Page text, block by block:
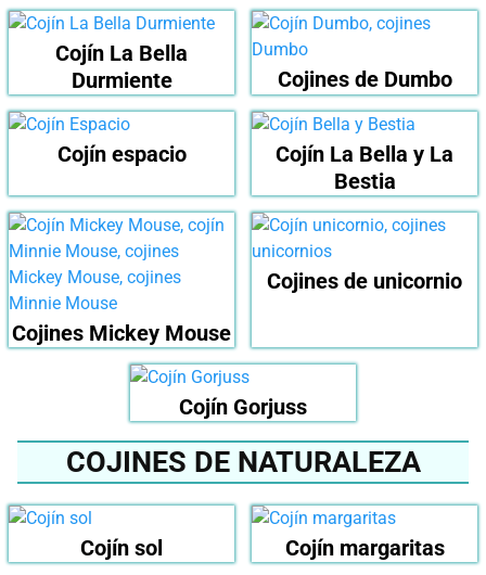
Cojín La Bella
Durmiente
Cojines de Dumbo
Cojín espacio
Cojín La Bella y La
Bestia
Cojines Mickey Mouse
Cojines de unicornio
Cojín Gorjuss
COJINES DE NATURALEZA
Cojín sol Cojín margaritas